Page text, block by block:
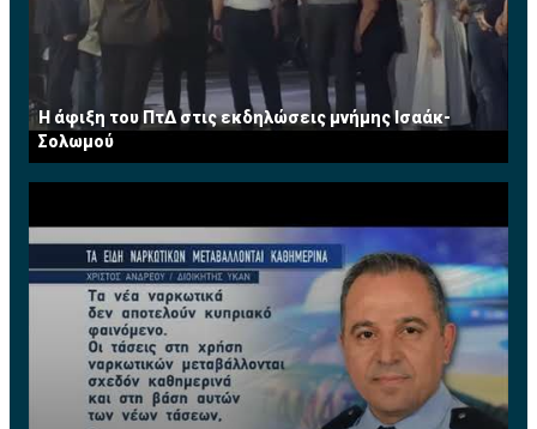
Η άφιξη του ΠτΔ στις εκδηλώσεις μνήμης Ισαάκ-
Σολωμού